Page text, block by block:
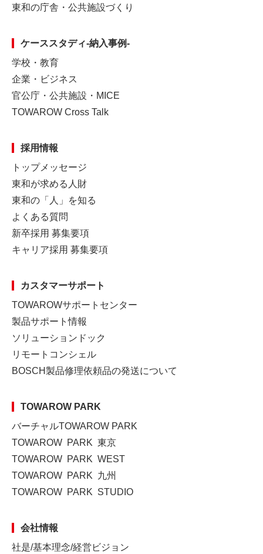
東和の庁舎・公共施設づくり
ケーススタディ-納入事例-
学校・教育
企業・ビジネス
官公庁・公共施設・MICE
TOWAROW Cross Talk
採用情報
トップメッセージ
東和が求める人財
東和の「人」を知る
よくある質問
新卒採用 募集要項
キャリア採用 募集要項
カスタマーサポート
TOWAROWサポートセンター
製品サポート情報
ソリューションドック
リモートコンシェル
BOSCH製品修理依頼品の発送について
TOWAROW PARK
バーチャルTOWAROW PARK
TOWAROW PARK 東京
TOWAROW PARK WEST
TOWAROW PARK 九州
TOWAROW PARK STUDIO
会社情報
社是/基本理念/経営ビジョン